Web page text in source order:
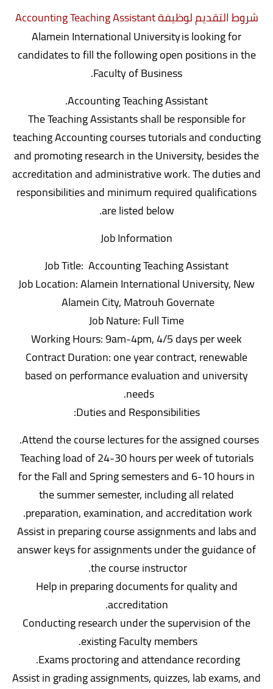
شروط التقديم لوظيفة Accounting Teaching Assistant
Alamein International University is looking for
candidates to fill the following open positions in the
Faculty of Business.
Accounting Teaching Assistant.
The Teaching Assistants shall be responsible for
teaching Accounting courses tutorials and conducting
and promoting research in the University, besides the
accreditation and administrative work. The duties and
responsibilities and minimum required qualifications
are listed below.
Job Information
Job Title: Accounting Teaching Assistant
Job Location: Alamein International University, New
Alamein City, Matrouh Governate
Job Nature: Full Time
Working Hours: 9am-4pm, 4/5 days per week
Contract Duration: one year contract, renewable
based on performance evaluation and university
needs.
Duties and Responsibilities:
Attend the course lectures for the assigned courses.
Teaching load of 24-30 hours per week of tutorials
for the Fall and Spring semesters and 6-10 hours in
the summer semester, including all related
preparation, examination, and accreditation work.
Assist in preparing course assignments and labs and
answer keys for assignments under the guidance of
the course instructor.
Help in preparing documents for quality and
accreditation.
Conducting research under the supervision of the
existing Faculty members.
Exams proctoring and attendance recording.
Assist in grading assignments, quizzes, lab exams, and